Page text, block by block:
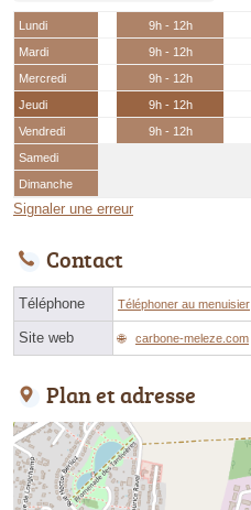
Lundi 9h - 12h
Mardi
9h - 12h
Mercredi
9h - 12h
Jeudi
9h - 12h
Vendredi
9h - 12h
Samedi
Dimanche
Signaler une erreur
Contact
Téléphone Téléphoner au menuisier
Site web carbone-meleze.com
Plan et adresse